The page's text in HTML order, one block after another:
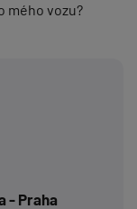
mého vozu?
- Praha